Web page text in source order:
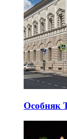
Особняк